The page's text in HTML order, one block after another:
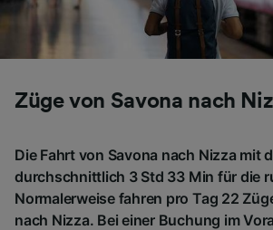
Züge von Savona nach
Die Fahrt von Savona nach Nizza mit
durchschnittlich 3 Std 33 Min für die
Normalerweise fahren pro Tag 22
nach Nizza. Bei einer Buchung im
Liste der Partner (Lieferanten)